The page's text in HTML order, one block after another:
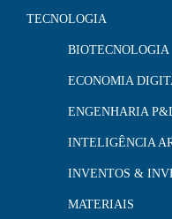
TECNOLOGIA
BIOTECNOLOGIA
ECONOMIA
ENGENHARIA
INTELIGÊNCIA
INVENTOS &
MATERIAIS